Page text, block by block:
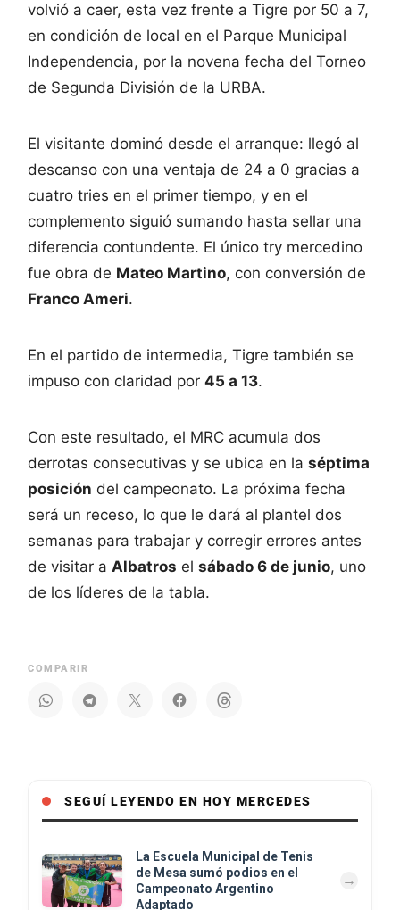
volvió a caer, esta vez frente a Tigre por 50 a 7,
en condición de local en el Parque Municipal
Independencia, por la novena fecha del Torneo
de Segunda División de la URBA.
El visitante dominó desde el arranque: llegó al
descanso con una ventaja de 24 a 0 gracias a
cuatro tries en el primer tiempo, y en el
complemento siguió sumando hasta sellar una
diferencia contundente. El único try mercedino
fue obra de Mateo Martino, con conversión de
Franco Ameri.
En el partido de intermedia, Tigre también se
impuso con claridad por 45 a 13.
Con este resultado, el MRC acumula dos
derrotas consecutivas y se ubica en la séptima
posición del campeonato. La próxima fecha
será un receso, lo que le dará al plantel dos
semanas para trabajar y corregir errores antes
de visitar a Albatros el sábado 6 de junio, uno
de los líderes de la tabla.
COMPARIR
SEGUÍ LEYENDO EN HOY MERCEDES
La Escuela Municipal de Tenis
de Mesa sumó podios en el
Campeonato Argentino
Adaptado